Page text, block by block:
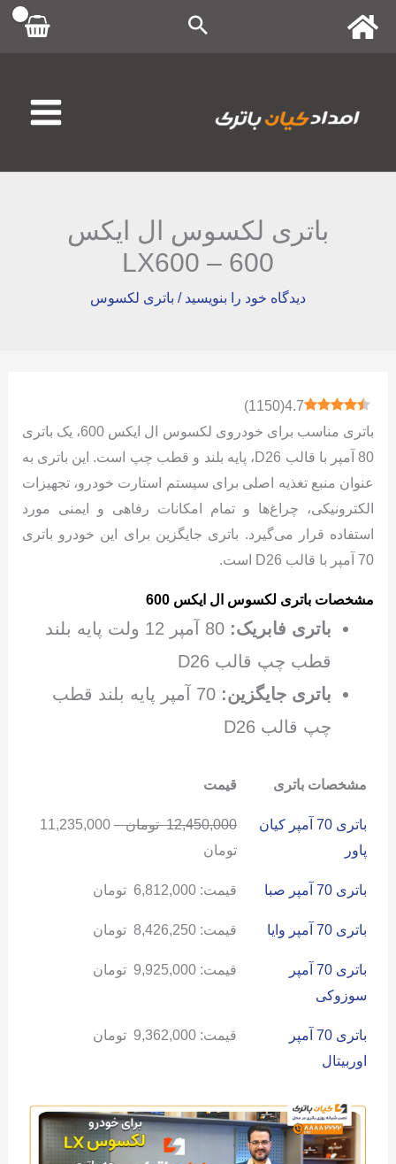
پرش
باتری لکسوس ال ایکس
600 – LX600
دیدگاه‌ خود را بنویسید / باتری لکسوس
4.7
(
1150
)
باتری مناسب برای خودروی لکسوس ال ایکس 600، یک باتری
80 آمپر با قالب D26، پایه بلند و قطب چپ است. این باتری به
عنوان منبع تغذیه اصلی برای سیستم استارت خودرو، تجهیزات
الکترونیکی، چراغ‌ها و تمام امکانات رفاهی و ایمنی مورد
استفاده قرار می‌گیرد. باتری جایگزین برای این خودرو باتری
70 آمپر با قالب D26 است.
مشخصات باتری لکسوس ال ایکس 600
باتری فابریک:
80 آمپر 12 ولت پایه بلند
قطب چپ قالب D26
باتری جایگزین:
70 آمپر پایه بلند قطب
چپ قالب D26
مشخصات باتری قیمت
باتری 70 آمپر کیان
پاور
12,450,000 تومان –
11,235,000
تومان
باتری 70 آمپر صبا قیمت: 6,812,000 تومان
باتری 70 آمپر وایا قیمت: 8,426,250 تومان
باتری 70 آمپر
سوزوکی
قیمت: 9,925,000 تومان
باتری 70 آمپر
اوربیتال
قیمت: 9,362,000 تومان